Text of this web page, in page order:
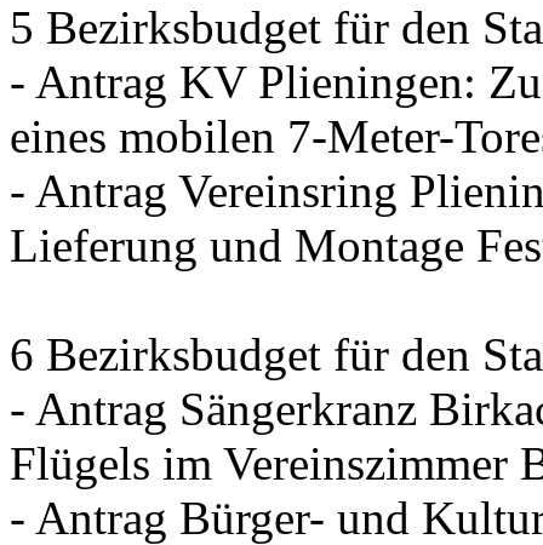
5 Bezirksbudget für den
- Antrag KV Plieningen:
eines mobilen 7-Meter-
- Antrag Vereinsring
Lieferung und Montage
6 Bezirksbudget für den
- Antrag Sängerkranz
Flügels im Vereinszimmer
- Antrag Bürger- und